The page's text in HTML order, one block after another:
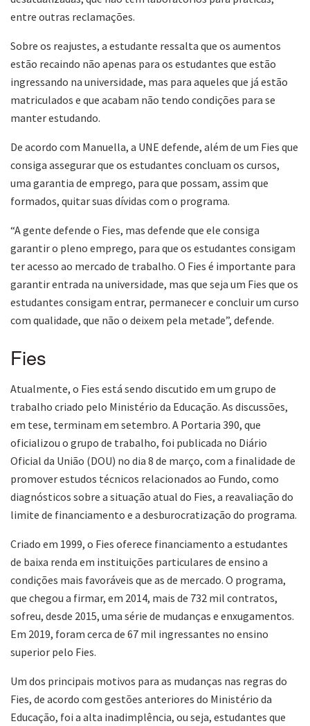
entre outras reclamações.
Sobre os reajustes, a estudante ressalta que os aumentos
estão recaindo não apenas para os estudantes que estão
ingressando na universidade, mas para aqueles que já estão
matriculados e que acabam não tendo condições para se
manter estudando.
De acordo com Manuella, a UNE defende, além de um Fies que
consiga assegurar que os estudantes concluam os cursos,
uma garantia de emprego, para que possam, assim que
formados, quitar suas dívidas com o programa.
“A gente defende o Fies, mas defende que ele consiga
garantir o pleno emprego, para que os estudantes consigam
ter acesso ao mercado de trabalho. O Fies é importante para
garantir entrada na universidade, mas que seja um Fies que os
estudantes consigam entrar, permanecer e concluir um curso
com qualidade, que não o deixem pela metade”, defende.
Fies
Atualmente, o Fies está sendo discutido em um grupo de
trabalho criado pelo Ministério da Educação. As discussões,
em tese, terminam em setembro. A Portaria 390, que
oficializou o grupo de trabalho, foi publicada no Diário
Oficial da União (DOU) no dia 8 de março, com a finalidade de
promover estudos técnicos relacionados ao Fundo, como
diagnósticos sobre a situação atual do Fies, a reavaliação do
limite de financiamento e a desburocratização do programa.
Criado em 1999, o Fies oferece financiamento a estudantes
de baixa renda em instituições particulares de ensino a
condições mais favoráveis que as de mercado. O programa,
que chegou a firmar, em 2014, mais de 732 mil contratos,
sofreu, desde 2015, uma série de mudanças e enxugamentos.
Em 2019, foram cerca de 67 mil ingressantes no ensino
superior pelo Fies.
Um dos principais motivos para as mudanças nas regras do
Fies, de acordo com gestões anteriores do Ministério da
Educação, foi a alta inadimplência, ou seja, estudantes que